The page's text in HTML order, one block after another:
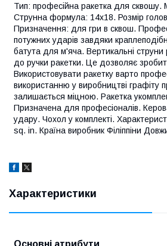
Тип: професійна ракетка для сквошу.
Струнна формула: 14х18. Розмір
Призначення: для гри в сквош.
потужних ударів завдяки
батута для м'яча. Вертикальні
до ручки ракетки. Це дозволяє
Використовувати ракетку варто
використанню у виробництві графіту
залишається міцною. Ракетка
Призначена для професіоналів.
удару. Чохол у комплекті.
sq. in. Країна виробник Філіппіни
Характеристики
Основні атрибути